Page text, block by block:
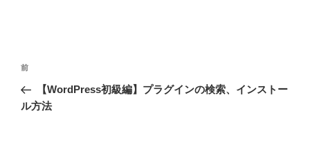
投
ナ
前
の
投
前
【WordPress初級編】プラグインの検索、インストー
ル方法